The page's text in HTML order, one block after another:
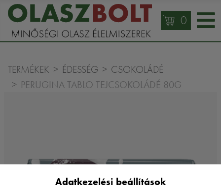
0
TERMÉKEK ÉDESSÉG CSOKOLÁDÉ
PERUGINA TABLO TEJCSOKOLÁDÉ 80G
Adatkezelési beállítások